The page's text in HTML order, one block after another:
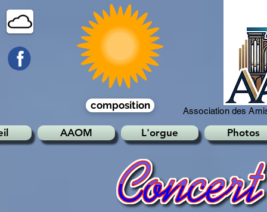
composition Association des
AAOM L'orgue Photos